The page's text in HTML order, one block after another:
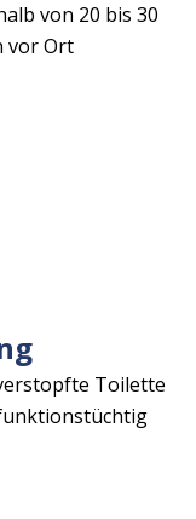
von 20 bis 30
vor Ort
Toilette